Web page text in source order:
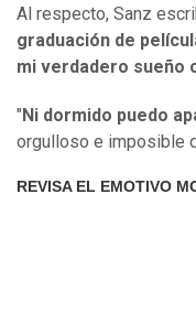
Al respecto, Sanz
graduación de
mi verdadero sueño
" Ni dormido puedo
orgulloso e imposible
REVISA EL EMOTIVO